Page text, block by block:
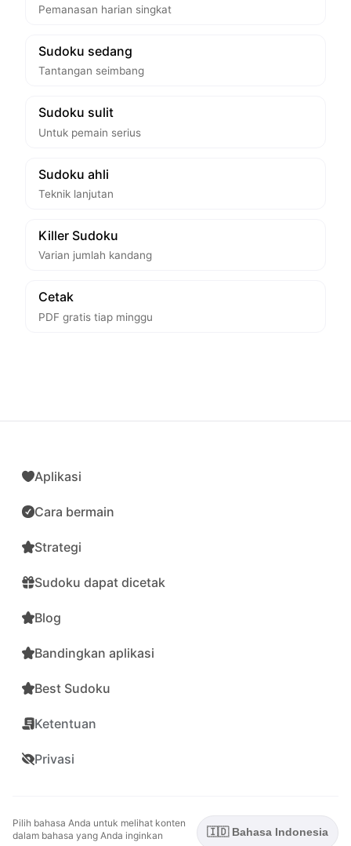
Pemanasan harian singkat
Sudoku sedang
Tantangan seimbang
Sudoku sulit
Untuk pemain serius
Sudoku ahli
Teknik lanjutan
Killer Sudoku
Varian jumlah kandang
Cetak
PDF gratis tiap minggu
Aplikasi
Cara bermain
Strategi
Sudoku dapat dicetak
Blog
Bandingkan aplikasi
Best Sudoku
Ketentuan
Privasi
Pilih bahasa Anda untuk melihat konten
dalam bahasa yang Anda inginkan
🇮🇩 Bahasa Indonesia